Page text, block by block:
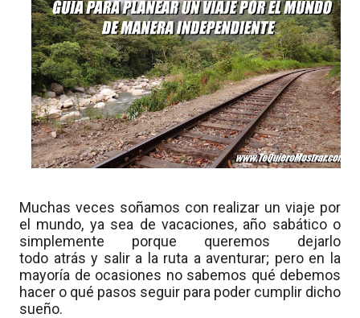
Muchas veces soñamos con realizar un viaje por
el mundo, ya sea de vacaciones, año sabático o
simplemente porque queremos dejarlo
todo atrás y salir a la ruta a aventurar; pero en la
mayoría de ocasiones no sabemos qué debemos
hacer o qué pasos seguir para poder cumplir dicho
sueño.